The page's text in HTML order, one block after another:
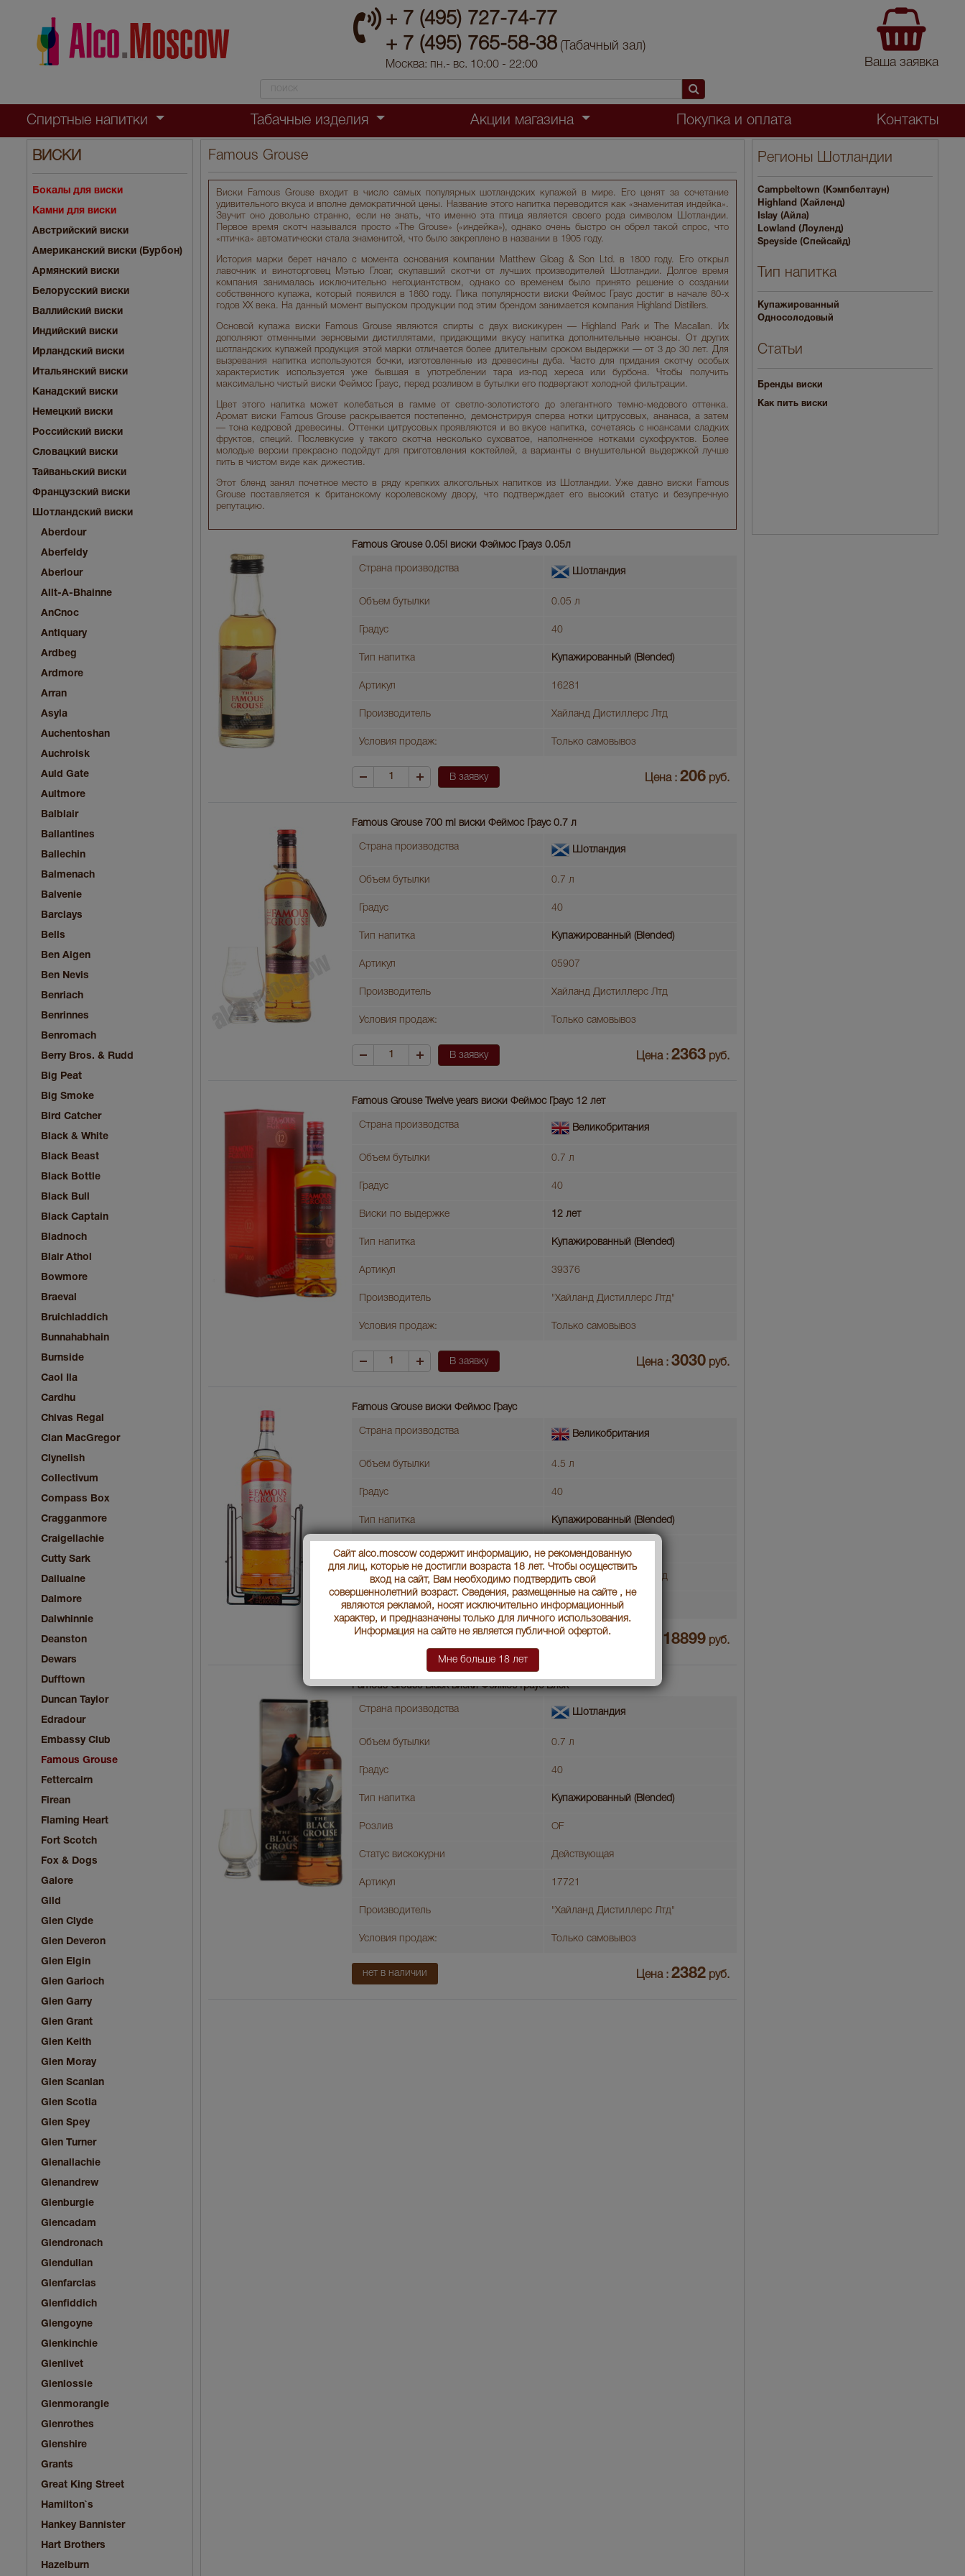
+ 7 (495) 727-74-77
+ 7 (495) 765-58-38 (Табачный зал)
Москва: пн.- вс. 10:00 - 22:00 Ваша заявка
Спиртные напитки Табачные изделия Акции магазина Покупка и оплата Контакты
ВИСКИ
Бокалы для виски
Камни для виски
Австрийский виски
Американский виски (Бурбон)
Армянский виски
Белорусский виски
Валлийский виски
Индийский виски
Ирландский виски
Итальянский виски
Канадский виски
Немецкий виски
Российский виски
Словацкий виски
Тайваньский виски
Французский виски
Шотландский виски
Aberdour
Aberfeldy
Aberlour
Allt-A-Bhainne
AnCnoc
Antiquary
Ardbeg
Ardmore
Arran
Asyla
Auchentoshan
Auchroisk
Auld Gate
Aultmore
Balblair
Ballantines
Ballechin
Balmenach
Balvenie
Barclays
Bells
Ben Aigen
Ben Nevis
Benriach
Benrinnes
Benromach
Berry Bros. & Rudd
Big Peat
Big Smoke
Bird Catcher
Black & White
Black Beast
Black Bottle
Black Bull
Black Captain
Bladnoch
Blair Athol
Bowmore
Braeval
Bruichladdich
Bunnahabhain
Burnside
Caol Ila
Cardhu
Chivas Regal
Clan MacGregor
Clynelish
Collectivum
Compass Box
Cragganmore
Craigellachie
Cutty Sark
Dailuaine
Dalmore
Dalwhinnie
Deanston
Dewars
Dufftown
Duncan Taylor
Edradour
Embassy Club
Famous Grouse
Fettercairn
Firean
Flaming Heart
Fort Scotch
Fox & Dogs
Galore
Gild
Glen Clyde
Glen Deveron
Glen Elgin
Glen Garioch
Glen Garry
Glen Grant
Glen Keith
Glen Moray
Glen Scanlan
Glen Scotia
Glen Spey
Glen Turner
Glenallachie
Glenandrew
Glenburgie
Glencadam
Glendronach
Glendullan
Glenfarclas
Glenfiddich
Glengoyne
Glenkinchie
Glenlivet
Glenlossie
Glenmorangie
Glenrothes
Glenshire
Grants
Great King Street
Hamilton`s
Hankey Bannister
Hart Brothers
Hazelburn
Famous Grouse
Виски Famous Grouse входит в число самых популярных шотландских купажей в мире. Его ценят за сочетание
удивительного вкуса и вполне демократичной цены. Название этого напитка переводится как «знаменитая индейка».
Звучит оно довольно странно, если не знать, что именно эта птица является своего рода символом Шотландии.
Первое время скотч назывался просто «The Grouse» («индейка»), однако очень быстро он обрел такой спрос, что
«птичка» автоматически стала знаменитой, что было закреплено в названии в 1905 году.
История марки берет начало с момента основания компании Matthew Gloag & Son Ltd. в 1800 году. Его открыл
лавочник и виноторговец Мэтью Глоаг, скупавший скотчи от лучших производителей Шотландии. Долгое время
компания занималась исключительно негоциантством, однако со временем было принято решение о создании
собственного купажа, который появился в 1860 году. Пика популярности виски Феймос Граус достиг в начале 80-х
годов ХХ века. На данный момент выпуском продукции под этим брендом занимается компания Highland Distillers.
Основой купажа виски Famous Grouse являются спирты с двух вискикурен — Highland Park и The Macallan. Их
дополняют отменными зерновыми дистиллятами, придающими вкусу напитка дополнительные нюансы. От других
шотландских купажей продукция этой марки отличается более длительным сроком выдержки — от 3 до 30 лет. Для
вызревания напитка используются бочки, изготовленные из древесины дуба. Часто для придания скотчу особых
характеристик используется уже бывшая в употреблении тара из-под хереса или бурбона. Чтобы получить
максимально чистый виски Феймос Граус, перед розливом в бутылки его подвергают холодной фильтрации.
Цвет этого напитка может колебаться в гамме от светло-золотистого до элегантного темно-медового оттенка.
Аромат виски Famous Grouse раскрывается постепенно, демонстрируя сперва нотки цитрусовых, ананаса, а затем
— тона кедровой древесины. Оттенки цитрусовых проявляются и во вкусе напитка, сочетаясь с нюансами сладких
фруктов, специй. Послевкусие у такого скотча несколько суховатое, наполненное нотками сухофруктов. Более
молодые версии прекрасно подойдут для приготовления коктейлей, а варианты с внушительной выдержкой лучше
пить в чистом виде как дижестив.
Этот бленд занял почетное место в ряду крепких алкогольных напитков из Шотландии. Уже давно виски Famous
Grouse поставляется к британскому королевскому двору, что подтверждает его высокий статус и безупречную
репутацию.
Famous Grouse 0.05l виски Фэймос Грауз 0.05л
Страна производства Шотландия
Объем бутылки 0.05 л
Градус 40
Тип напитка Купажированный (Blended)
Артикул 16281
Производитель Хайланд Дистиллерс Лтд
Условия продаж: Только самовывоз
В заявку Цена : 206 руб.
Famous Grouse 700 ml виски Феймос Граус 0.7 л
Страна производства Шотландия
Объем бутылки 0.7 л
Градус 40
Тип напитка Купажированный (Blended)
Артикул 05907
Производитель Хайланд Дистиллерс Лтд
Условия продаж: Только самовывоз
В заявку Цена : 2363 руб.
Famous Grouse Twelve years виски Феймос Граус 12 лет
Страна производства Великобритания
Объем бутылки 0.7 л
Градус 40
Виски по выдержке 12 лет
Тип напитка Купажированный (Blended)
Артикул 39376
Производитель "Хайланд Дистиллерс Лтд"
Условия продаж: Только самовывоз
В заявку Цена : 3030 руб.
Famous Grouse виски Феймос Граус
Страна производства Великобритания
Объем бутылки 4.5 л
Градус 40
Тип напитка Купажированный (Blended)
Артикул 03862
Производитель Хайланд Дистиллерс Лтд
Условия продаж: Только самовывоз
18899 руб.
Famous Grouse Black виски Феймос Граус Блэк
Страна производства Шотландия
Объем бутылки 0.7 л
Градус 40
Тип напитка Купажированный (Blended)
Розлив OF
Статус вискокурни Действующая
Артикул 17721
Производитель "Хайланд Дистиллерс Лтд"
Условия продаж: Только самовывоз
нет в наличии Цена : 2382 руб.
Регионы Шотландии
Campbeltown (Кэмпбелтаун)
Highland (Хайленд)
Islay (Айла)
Lowland (Лоуленд)
Speyside (Спейсайд)
Тип напитка
Купажированный
Односолодовый
Статьи
Бренды виски
Как пить виски
Сайт alco.moscow содержит информацию, не рекомендованную
для лиц, которые не достигли возраста 18 лет. Чтобы осуществить
вход на сайт, Вам необходимо подтвердить свой
совершеннолетний возраст. Сведения, размещенные на сайте , не
являются рекламой, носят исключительно информационный
характер, и предназначены только для личного использования.
Информация на сайте не является публичной офертой.
Мне больше 18 лет